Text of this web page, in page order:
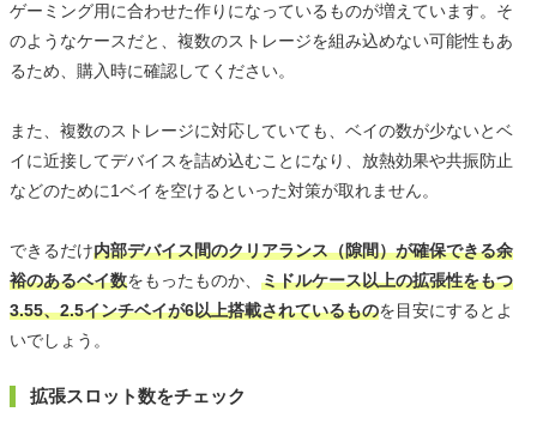
ゲーミング用に合わせた作りになっているものが増えています。そ
のようなケースだと、複数のストレージを組み込めない可能性もあ
るため、購入時に確認してください。
また、複数のストレージに対応していても、ベイの数が少ないとベ
イに近接してデバイスを詰め込むことになり、放熱効果や共振防止
などのために1ベイを空けるといった対策が取れません。
できるだけ内部デバイス間のクリアランス（隙間）が確保できる余
裕のあるベイ数をもったものか、 ミドルケース以上の拡張性をもつ
3.55、2.5インチベイが6以上搭載されているものを目安にするとよ
いでしょう。
拡張スロット数をチェック